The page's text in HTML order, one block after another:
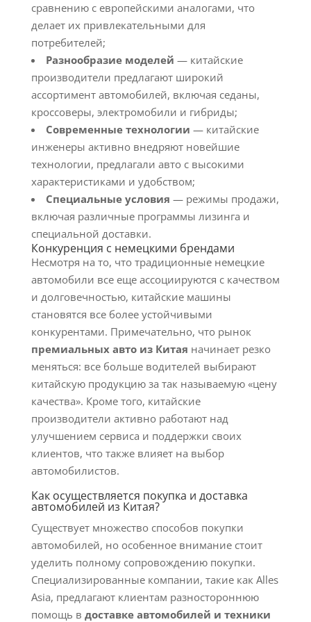
сравнению с европейскими аналогами, что
делает их привлекательными для
потребителей;
Разнообразие моделей — китайские
производители предлагают широкий
ассортимент автомобилей, включая седаны,
кроссоверы, электромобили и гибриды;
Современные технологии — китайские
инженеры активно внедряют новейшие
технологии, предлагали авто с высокими
характеристиками и удобством;
Специальные условия — режимы продажи,
включая различные программы лизинга и
специальной доставки.
Конкуренция с немецкими брендами
Несмотря на то, что традиционные немецкие
автомобили все еще ассоциируются с качеством
и долговечностью, китайские машины
становятся все более устойчивыми
конкурентами. Примечательно, что рынок
премиальных авто из Китая начинает резко
меняться: все больше водителей выбирают
китайскую продукцию за так называемую «цену
качества». Кроме того, китайские
производители активно работают над
улучшением сервиса и поддержки своих
клиентов, что также влияет на выбор
автомобилистов.
Как осуществляется покупка и доставка
автомобилей из Китая?
Существует множество способов покупки
автомобилей, но особенное внимание стоит
уделить полному сопровождению покупки.
Специализированные компании, такие как Alles
Asia, предлагают клиентам разностороннюю
помощь в доставке автомобилей и техники